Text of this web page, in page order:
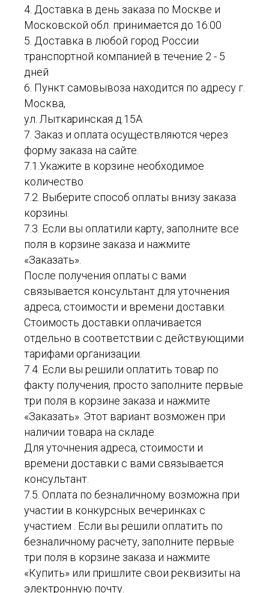
4. Доставка в день заказа по Москве и
Московской обл. принимается до 16:00
5. Доставка в любой город России
транспортной компанией в течение 2 - 5
дней
6. Пункт самовывоза находится по адресу г.
Москва,
ул. Лыткаринская д.15А
7. Заказ и оплата осуществляются через
форму заказа на сайте.
7.1.Укажите в корзине необходимое
количество
7.2. Выберите способ оплаты внизу заказа
корзины.
7.3. Если вы оплатили карту, заполните все
поля в корзине заказа и нажмите
«Заказать».
После получения оплаты с вами
связывается консультант для уточнения
адреса, стоимости и времени доставки.
Стоимость доставки оплачивается
отдельно в соответствии с действующими
тарифами организации.
7.4. Если вы решили оплатить товар по
факту получения, просто заполните первые
три поля в корзине заказа и нажмите
«Заказать». Этот вариант возможен при
наличии товара на складе.
Для уточнения адреса, стоимости и
времени доставки с вами связывается
консультант.
7.5. Оплата по безналичному возможна при
участии в конкурсных вечеринках с
участием . Если вы решили оплатить по
безналичному расчету, заполните первые
три поля в корзине заказа и нажмите
«Купить» или пришлите свои реквизиты на
электронную почту.